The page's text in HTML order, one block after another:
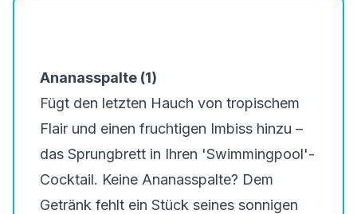
Ananasspalte (1)
Fügt den letzten Hauch von tropischem
Flair und einen fruchtigen Imbiss hinzu –
das Sprungbrett in Ihren 'Swimmingpool'-
Cocktail. Keine Ananasspalte? Dem
Getränk fehlt ein Stück seines sonnigen